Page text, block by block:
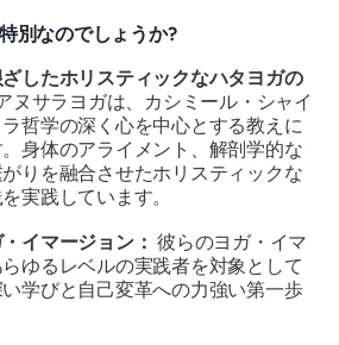
別なのでしょうか?
したホリスティックなハタヨガの
ヌサラヨガは、カシミール・シャイ
哲学の深く心を中心とする教えに
身体のアライメント、解剖学的な
りを融合させたホリスティックな
実践しています。
イマージョン：彼らのヨガ・イマ
ゆるレベルの実践者を対象として
学びと自己変革への力強い第一歩